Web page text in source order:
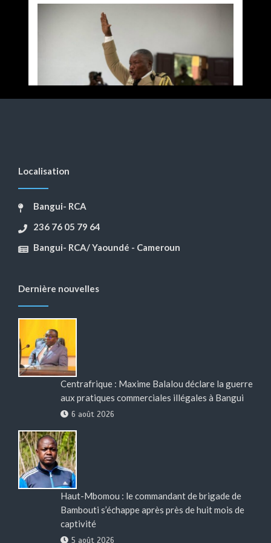
Localisation
Bangui- RCA
236 76 05 79 64
Bangui- RCA/ Yaoundé - Cameroun
Dernière nouvelles
Centrafrique : Maxime Balalou déclare la guerre
aux pratiques commerciales illégales à Bangui
6 août 2026
Haut-Mbomou : le commandant de brigade de
Bambouti s’échappe après près de huit mois de
captivité
5 août 2026